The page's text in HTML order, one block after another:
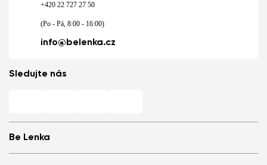
Be Lenka
+420 22 727 27 50
(Po - Pá, 8:00 - 16:00)
info@belenka.cz
Sledujte nás